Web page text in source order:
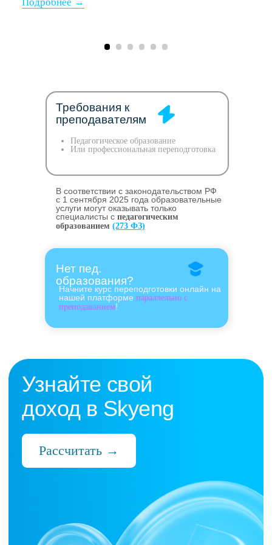
Педагогическое образование
Или профессиональная переподготовка
В соответствии с законодательством РФ
c 1 сентября 2025 года образовательные
услуги могут оказывать только
специалисты с педагогическим
образованием (273 ФЗ)
Начните курс переподготовки онлайн на
нашей платформе параллельно с
преподаванием!
Требования к
преподавателям
Нет пед.
образования?
Нас выбрали 10 000+
которые ценят:
Время
Готовые планы и материалы, онлайн-
платформа с автопроверкой заданий,
поддержка 24/7 и никакой бюрократии
Деньги
без штрафов и переработок, скрытых
условий и неприятных сюрпризов
Уважение к преподавателю и его